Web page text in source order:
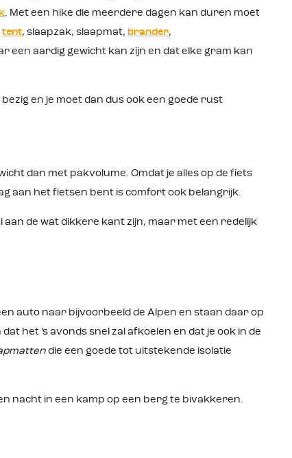
. Met een hike die meerdere dagen kan duren moet
tent, slaapzak, slaapmat, brander,
een aardig gewicht kan zijn en dat elke gram kan
en je moet dan dus ook een goede rust
dan met pakvolume. Omdat je alles op de fiets
aan het fietsen bent is comfort ook belangrijk.
de wat dikkere kant zijn, maar met een redelijk
auto naar bijvoorbeeld de Alpen en staan daar op
het ’s avonds snel zal afkoelen en dat je ook in de
die een goede tot uitstekende isolatie
nacht in een kamp op een berg te bivakkeren.